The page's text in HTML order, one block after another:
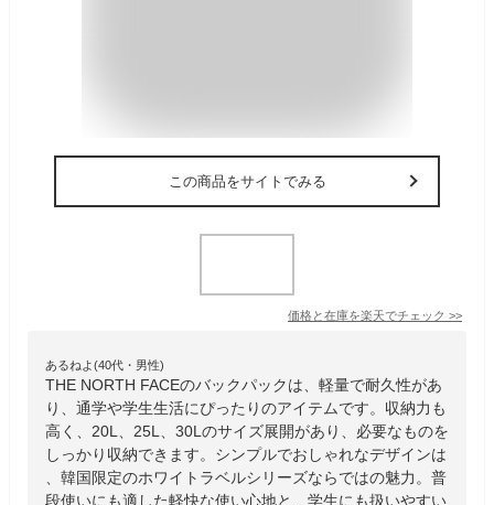
この商品をサイトでみる
価格と在庫を楽天でチェック >>
あるねよ(40代・男性)
THE NORTH FACEのバックパックは、軽量で耐久性があ
り、通学や学生生活にぴったりのアイテムです。収納力も
高く、20L、25L、30Lのサイズ展開があり、必要なものを
しっかり収納できます。シンプルでおしゃれなデザインは
、韓国限定のホワイトラベルシリーズならではの魅力。普
段使いにも適した軽快な使い心地と、学生にも扱いやすい